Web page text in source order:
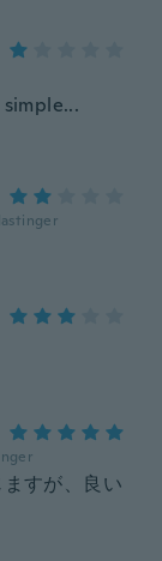
すが、良い